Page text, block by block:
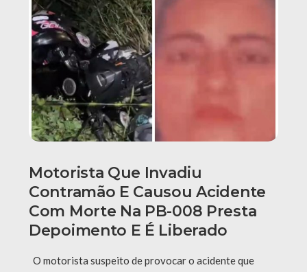
Motorista Que Invadiu
Contramão E Causou Acidente
Com Morte Na PB-008 Presta
Depoimento E É Liberado
O motorista suspeito de provocar o acidente que